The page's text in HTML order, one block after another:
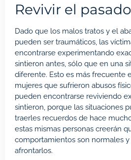
Revivir el pasado
Dado que los malos tratos y el
pueden ser traumáticos, las
encontrarse experimentando
sintieron antes, sólo que en una
diferente. Esto es más frecuente
mujeres que sufrieron abusos
pueden encontrarse reviviendo
sintieron, porque las situaciones
traerles recuerdos de hace
estas mismas personas creerán
comportamientos son normales
afrontarlos.